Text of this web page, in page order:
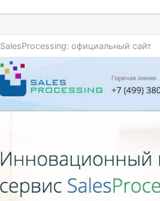
SalesProcessing: официальный сайт